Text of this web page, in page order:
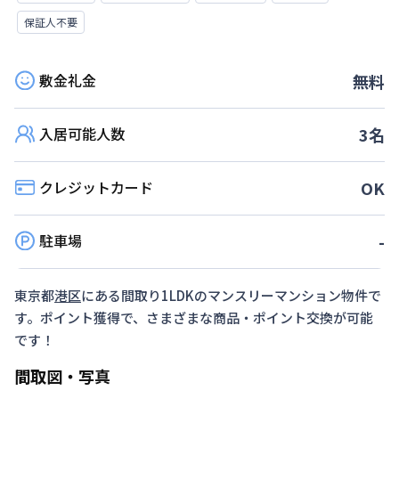
保証人不要
敷金礼金 無料
入居可能人数 3名
クレジットカード OK
駐車場 -
東京都港区にある間取り1LDKのマンスリーマンション物件で
す。ポイント獲得で、さまざまな商品・ポイント交換が可能
です！
間取図・写真